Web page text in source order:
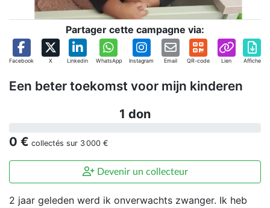
Partager cette campagne via:
Facebook X Linkedin WhatsApp Instagram Email QR-code Lien Affiche
Een beter toekomst voor mijn kinderen
1 don
0 € collectés sur 3 000 €
Devenir un collecteur
2 jaar geleden werd ik onverwachts zwanger. Ik heb